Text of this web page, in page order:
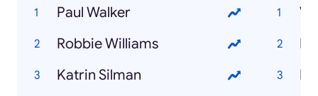
Paul Walker
Robbie Williams
Katrin Silman